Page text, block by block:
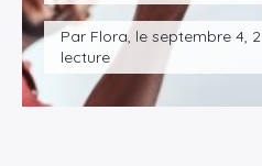
Par Flora, le septembre 4,
lecture